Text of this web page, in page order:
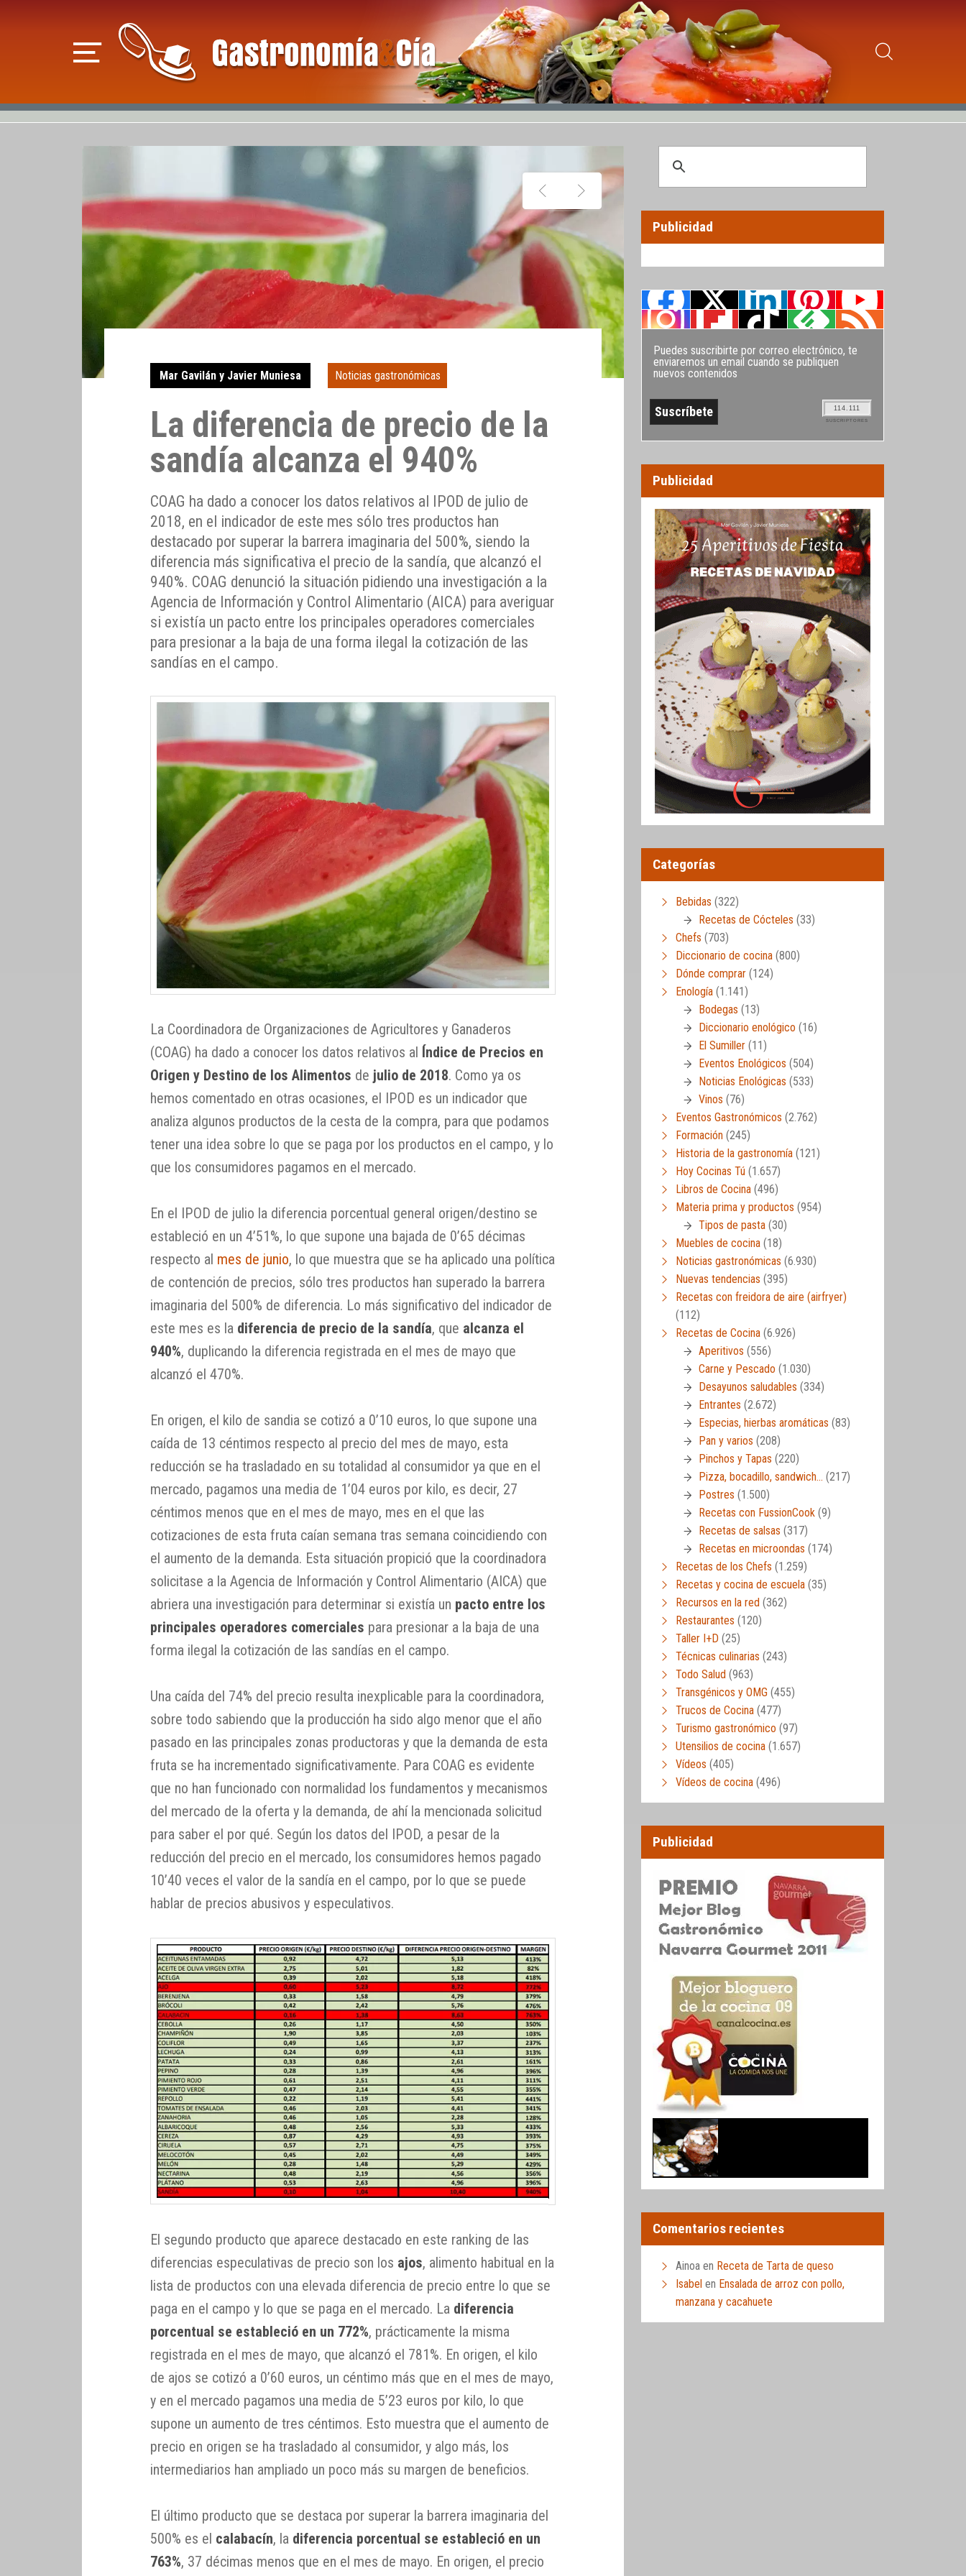
Mar Gavilán y Javier Muniesa Noticias gastronómicas
La diferencia de precio de la
sandía alcanza el 940%
COAG ha dado a conocer los datos relativos al IPOD de julio de
2018, en el indicador de este mes sólo tres productos han
destacado por superar la barrera imaginaria del 500%, siendo la
diferencia más significativa el precio de la sandía, que alcanzó el
940%. COAG denunció la situación pidiendo una investigación a la
Agencia de Información y Control Alimentario (AICA) para averiguar
si existía un pacto entre los principales operadores comerciales
para presionar a la baja de una forma ilegal la cotización de las
sandías en el campo.
La Coordinadora de Organizaciones de Agricultores y Ganaderos
(COAG) ha dado a conocer los datos relativos al Índice de Precios en
Origen y Destino de los Alimentos de julio de 2018. Como ya os
hemos comentado en otras ocasiones, el IPOD es un indicador que
analiza algunos productos de la cesta de la compra, para que podamos
tener una idea sobre lo que se paga por los productos en el campo, y lo
que los consumidores pagamos en el mercado.
En el IPOD de julio la diferencia porcentual general origen/destino se
estableció en un 4’51%, lo que supone una bajada de 0’65 décimas
respecto al mes de junio, lo que muestra que se ha aplicado una política
de contención de precios, sólo tres productos han superado la barrera
imaginaria del 500% de diferencia. Lo más significativo del indicador de
este mes es la diferencia de precio de la sandía, que alcanza el
940%, duplicando la diferencia registrada en el mes de mayo que
alcanzó el 470%.
En origen, el kilo de sandia se cotizó a 0’10 euros, lo que supone una
caída de 13 céntimos respecto al precio del mes de mayo, esta
reducción se ha trasladado en su totalidad al consumidor ya que en el
mercado, pagamos una media de 1’04 euros por kilo, es decir, 27
céntimos menos que en el mes de mayo, mes en el que las
cotizaciones de esta fruta caían semana tras semana coincidiendo con
el aumento de la demanda. Esta situación propició que la coordinadora
solicitase a la Agencia de Información y Control Alimentario (AICA) que
abriera una investigación para determinar si existía un pacto entre los
principales operadores comerciales para presionar a la baja de una
forma ilegal la cotización de las sandías en el campo.
Una caída del 74% del precio resulta inexplicable para la coordinadora,
sobre todo sabiendo que la producción ha sido algo menor que el año
pasado en las principales zonas productoras y que la demanda de esta
fruta se ha incrementado significativamente. Para COAG es evidente
que no han funcionado con normalidad los fundamentos y mecanismos
del mercado de la oferta y la demanda, de ahí la mencionada solicitud
para saber el por qué. Según los datos del IPOD, a pesar de la
reducción del precio en el mercado, los consumidores hemos pagado
10’40 veces el valor de la sandía en el campo, por lo que se puede
hablar de precios abusivos y especulativos.
El segundo producto que aparece destacado en este ranking de las
diferencias especulativas de precio son los ajos, alimento habitual en la
lista de productos con una elevada diferencia de precio entre lo que se
paga en el campo y lo que se paga en el mercado. La diferencia
porcentual se estableció en un 772%, prácticamente la misma
registrada en el mes de mayo, que alcanzó el 781%. En origen, el kilo
de ajos se cotizó a 0’60 euros, un céntimo más que en el mes de mayo,
y en el mercado pagamos una media de 5’23 euros por kilo, lo que
supone un aumento de tres céntimos. Esto muestra que el aumento de
precio en origen se ha trasladado al consumidor, y algo más, los
intermediarios han ampliado un poco más su margen de beneficios.
El último producto que se destaca por superar la barrera imaginaria del
500% es el calabacín, la diferencia porcentual se estableció en un
763%, 37 décimas menos que en el mes de mayo. En origen, el precio
Publicidad
Puedes suscribirte por correo electrónico, te
enviaremos un email cuando se publiquen
nuevos contenidos
114.111
SUSCRIPTORES
Publicidad
Categorías
Bebidas (322)
Recetas de Cócteles (33)
Chefs (703)
Diccionario de cocina (800)
Dónde comprar (124)
Enología (1.141)
Bodegas (13)
Diccionario enológico (16)
El Sumiller (11)
Eventos Enológicos (504)
Noticias Enológicas (533)
Vinos (76)
Eventos Gastronómicos (2.762)
Formación (245)
Historia de la gastronomía (121)
Hoy Cocinas Tú (1.657)
Libros de Cocina (496)
Materia prima y productos (954)
Tipos de pasta (30)
Muebles de cocina (18)
Noticias gastronómicas (6.930)
Nuevas tendencias (395)
Recetas con freidora de aire (airfryer)
(112)
Recetas de Cocina (6.926)
Aperitivos (556)
Carne y Pescado (1.030)
Desayunos saludables (334)
Entrantes (2.672)
Especias, hierbas aromáticas (83)
Pan y varios (208)
Pinchos y Tapas (220)
Pizza, bocadillo, sandwich… (217)
Postres (1.500)
Recetas con FussionCook (9)
Recetas de salsas (317)
Recetas en microondas (174)
Recetas de los Chefs (1.259)
Recetas y cocina de escuela (35)
Recursos en la red (362)
Restaurantes (120)
Taller I+D (25)
Técnicas culinarias (243)
Todo Salud (963)
Transgénicos y OMG (455)
Trucos de Cocina (477)
Turismo gastronómico (97)
Utensilios de cocina (1.657)
Vídeos (405)
Vídeos de cocina (496)
Publicidad
Comentarios recientes
Ainoa en Receta de Tarta de queso
Isabel en Ensalada de arroz con pollo,
manzana y cacahuete